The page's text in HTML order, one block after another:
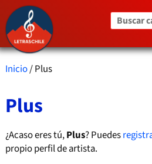
Buscar
Inicio/ Plus
Plus
¿Acaso eres tú,Plus? Puedes
propio perfil de artista.